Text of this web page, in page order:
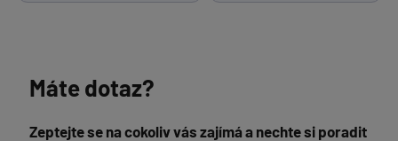
Máte dotaz?
Zeptejte se na cokoliv vás zajímá a nechte si poradit